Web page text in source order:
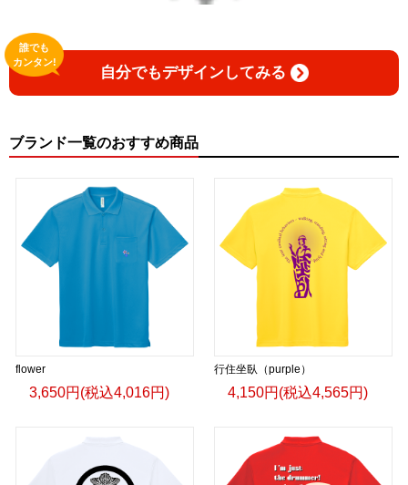
自分でもデザインしてみる
誰でも
カンタン!
ブランド一覧のおすすめ商品
flower
3,650円(税込4,016円)
行住坐臥（purple）
4,150円(税込4,565円)